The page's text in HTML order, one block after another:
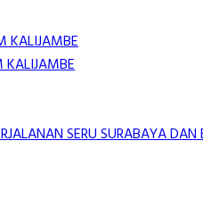
KALIJAMBE
KALIJAMBE
SERU SURABAYA DAN